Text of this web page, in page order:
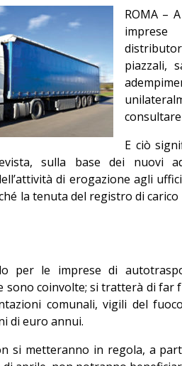
ROMA –
piazzali,
E ciò
sulla base dei nuovi
di erogazione agli
la tenuta del registro di carico
per le imprese di
sono coinvolte; si tratterà di far
comunali, vigili del
di euro annui.
si metteranno in regola, a